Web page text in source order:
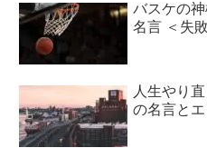
バスケの
名言 ＜失
人生やり
の名言と